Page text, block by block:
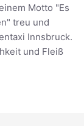
Motto "Es
treu und
Innsbruck.
und Fleiß